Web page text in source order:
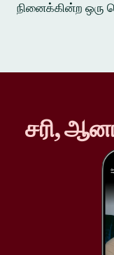
நினைக்கின்ற ஒரு
சரி,